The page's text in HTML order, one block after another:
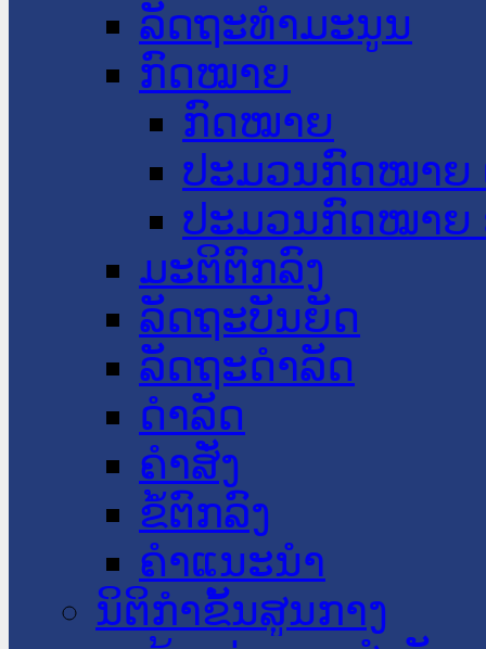
ລັດຖະທໍາມະນູນ
ກົດໝາຍ
ກົດໝາຍ
ປະມວນກົດໝາຍ
ປະມວນກົດໝາຍ
ມະຕິຕົກລົງ
ລັດຖະບັນຍັດ
ລັດຖະດໍາລັດ
ດໍາລັດ
ຄໍາສັ່ງ
ຂໍ້ຕົກລົງ
ຄໍາແນະນໍາ
ນິຕິກຳຂັ້ນສູນກາງ